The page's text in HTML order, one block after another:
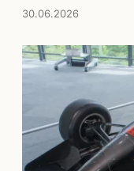
30.06.2026